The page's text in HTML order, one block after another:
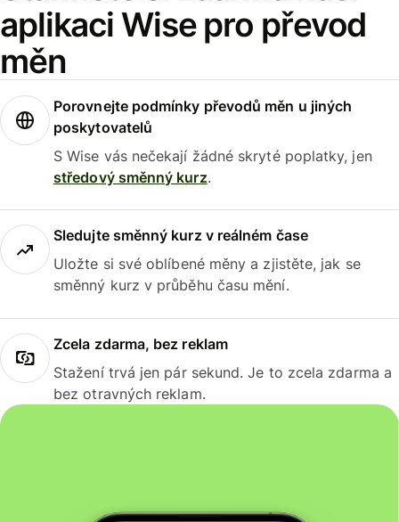
aplikaci Wise pro převod
měn
Porovnejte podmínky převodů měn u jiných
poskytovatelů
S Wise vás nečekají žádné skryté poplatky, jen
středový směnný kurz.
Sledujte směnný kurz v reálném čase
Uložte si své oblíbené měny a zjistěte, jak se
směnný kurz v průběhu času mění.
Zcela zdarma, bez reklam
Stažení trvá jen pár sekund. Je to zcela zdarma a
bez otravných reklam.